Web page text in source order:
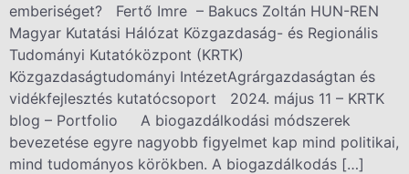
emberiséget? Fertő Imre – Bakucs Zoltán HUN-REN
Magyar Kutatási Hálózat Közgazdaság- és Regionális
Tudományi Kutatóközpont (KRTK)
Közgazdaságtudományi IntézetAgrárgazdaságtan és
vidékfejlesztés kutatócsoport 2024. május 11 – KRTK
blog – Portfolio A biogazdálkodási módszerek
bevezetése egyre nagyobb figyelmet kap mind politikai,
mind tudományos körökben. A biogazdálkodás […]